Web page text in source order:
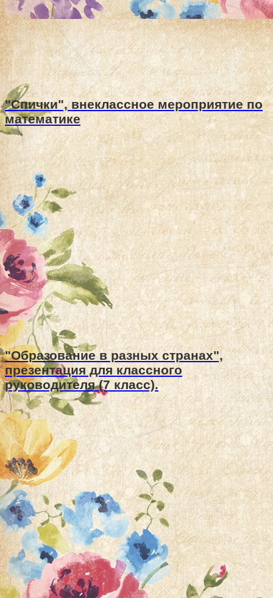
"Спички", внеклассное мероприятие по
математике
"Образование в разных странах",
презентация для классного
руководителя (7 класс).